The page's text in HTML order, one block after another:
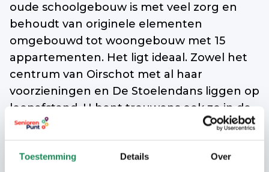
Toestemming Details Over
oude schoolgebouw is met veel zorg en
behoudt van originele elementen
omgebouwd tot woongebouw met 15
appartementen. Het ligt ideaal. Zowel het
centrum van Oirschot met al haar
voorzieningen en De Stoelendans liggen op
loopafstand. U bent trouwens ook zo in de
natuur.
Oirschot is een gemeente met 17.500